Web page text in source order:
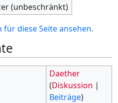
(unbeschränkt)
für diese Seite ansehen.
Daether
(Diskussion |
Beiträge)